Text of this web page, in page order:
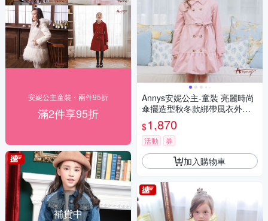
安妮公主童裝・兩件95折
滿2件享95折
補貨中
Annys安妮公主-童裝 亮麗時尚
傘擺造型秋冬款綁帶風衣外套*
2298粉紅
$1,870
活動 券
加入購物車